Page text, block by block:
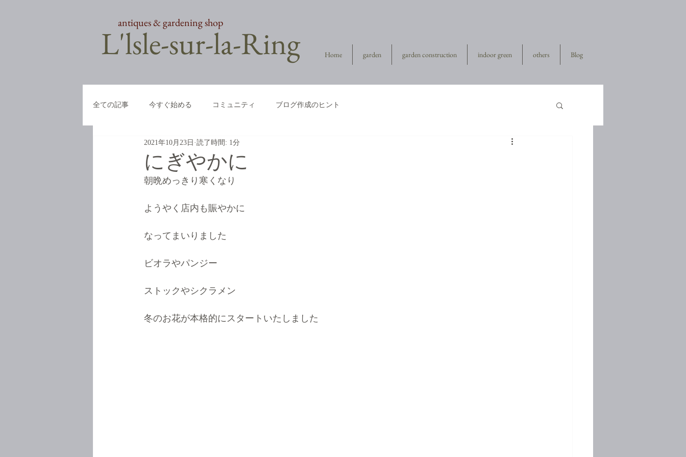
Home garden garden construction indoor green others Blog
​L'lsle-sur-la-Ring
antiques & gardening shop
全ての記事 今すぐ始める コミュニティ ブログ作成のヒント
にぎやかに
2021年10月23日 読了時間: 1分
朝晩めっきり寒くなり
ようやく店内も賑やかに
なってまいりました
ビオラやパンジー
ストックやシクラメン
冬のお花が本格的にスタートいたしました